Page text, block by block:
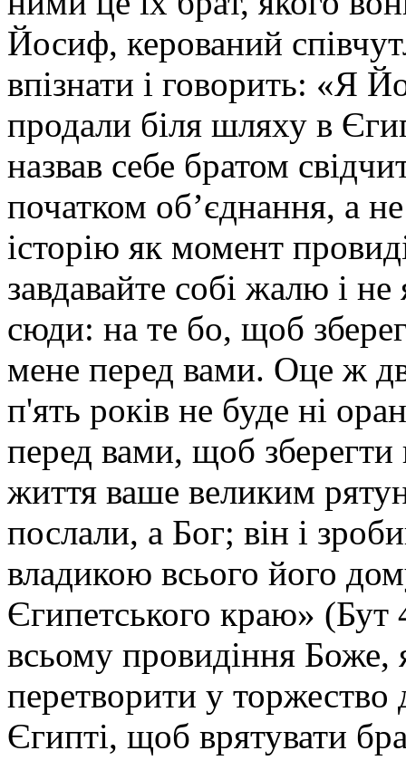
Йосиф, керований
впізнати і говорить: «Я
продали біля шляху в
назвав себе братом
початком об’єднання, а
історію як момент
завдавайте собі жалю і
сюди: на те бо, щоб
мене перед вами. Оце ж
п'ять років не буде ні
перед вами, щоб зберегти
життя ваше великим
послали, а Бог; він і
владикою всього його
Єгипетського краю» (Бут
всьому провидіння Боже,
перетворити у
Єгипті, щоб врятувати